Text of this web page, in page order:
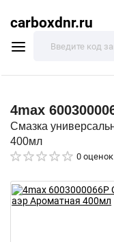
carboxdnr.ru
4max
Смазка
400мл
0 оценок